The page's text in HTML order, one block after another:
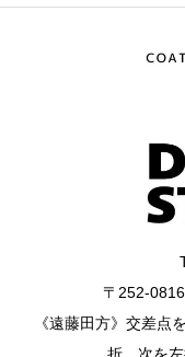
〒252-
《遠藤田方》交差点